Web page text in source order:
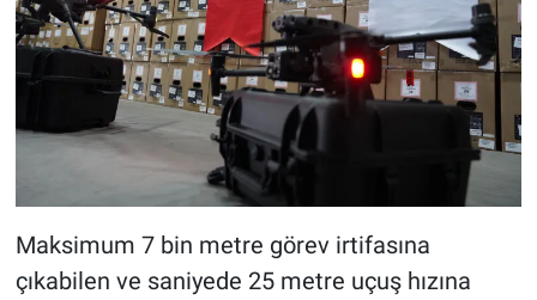
Maksimum 7 bin metre görev irtifasına
çıkabilen ve saniyede 25 metre uçuş hızına